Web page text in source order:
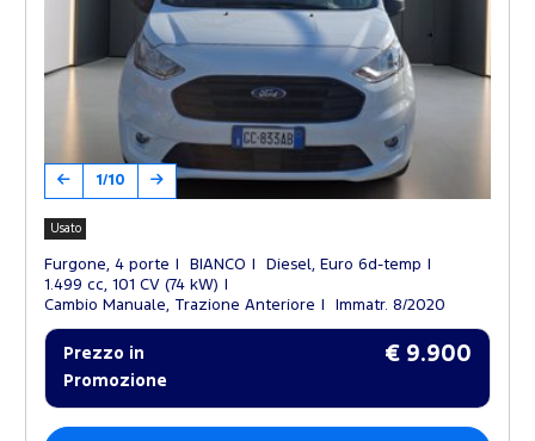
1/10
Usato
Furgone, 4 porte BIANCO
Diesel, Euro 6d-temp
1.499 cc, 101 CV (74 kW)
Cambio Manuale, Trazione Anteriore
Immatr. 8/2020
Prezzo in
Promozione
€ 9.900